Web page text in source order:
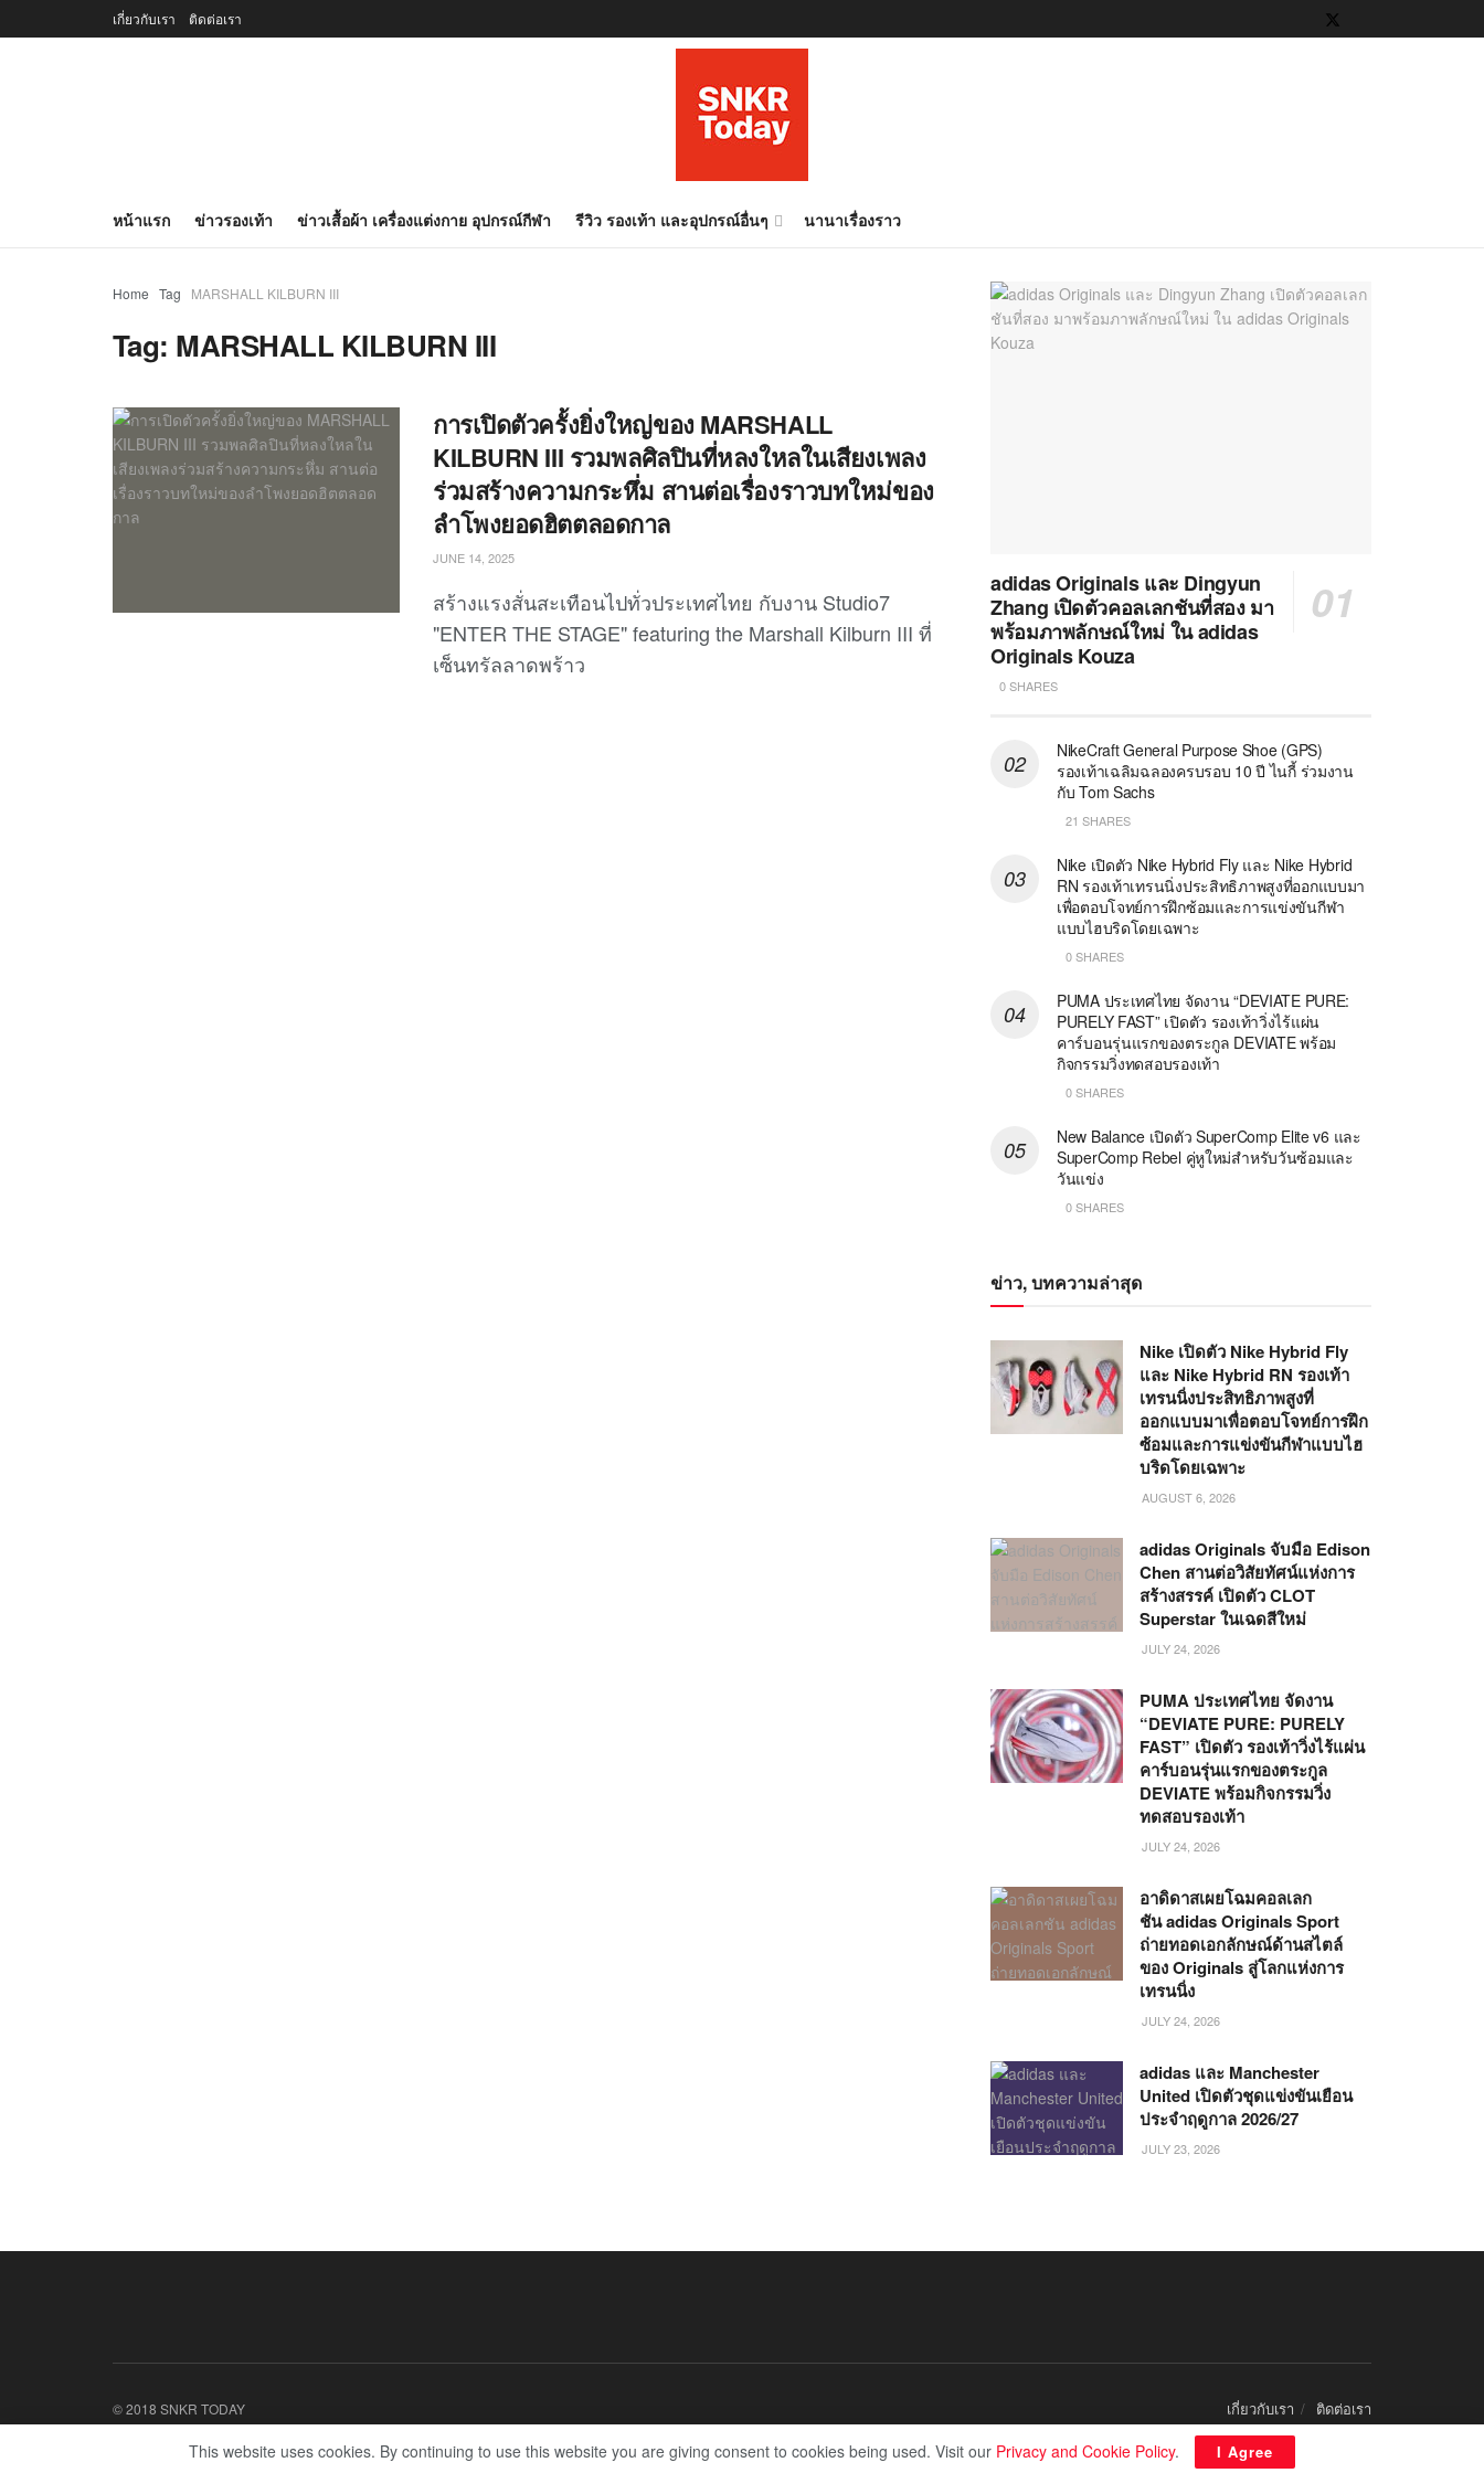
เกี่ยวกับเรา ติดต่อเรา
หน้าแรก ข่าวรองเท้า ข่าวเสื้อผ้า เครื่องแต่งกาย อุปกรณ์กีฬา รีวิว รองเท้า และอุปกรณ์อื่นๆ นานาเรื่องราว
Home Tag MARSHALL KILBURN III
Tag: MARSHALL KILBURN III
การเปิดตัวครั้งยิ่งใหญ่ของ MARSHALL
KILBURN III รวมพลศิลปินที่หลงใหลในเสียงเพลง
ร่วมสร้างความกระหึ่ม สานต่อเรื่องราวบทใหม่ของ
ลำโพงยอดฮิตตลอดกาล
JUNE 14, 2025
สร้างแรงสั่นสะเทือนไปทั่วประเทศไทย กับงาน Studio7
"ENTER THE STAGE" featuring the Marshall Kilburn III ที่
เซ็นทรัลลาดพร้าว
adidas Originals และ Dingyun
Zhang เปิดตัวคอลเลกชันที่สอง มา
พร้อมภาพลักษณ์ใหม่ ใน adidas
Originals Kouza
0 SHARES
NikeCraft General Purpose Shoe (GPS)
รองเท้าเฉลิมฉลองครบรอบ 10 ปี ไนกี้ ร่วมงาน
กับ Tom Sachs
21 SHARES
Nike เปิดตัว Nike Hybrid Fly และ Nike Hybrid
RN รองเท้าเทรนนิ่งประสิทธิภาพสูงที่ออกแบบมา
เพื่อตอบโจทย์การฝึกซ้อมและการแข่งขันกีฬา
แบบไฮบริดโดยเฉพาะ
0 SHARES
PUMA ประเทศไทย จัดงาน “DEVIATE PURE:
PURELY FAST” เปิดตัว รองเท้าวิ่งไร้แผ่น
คาร์บอนรุ่นแรกของตระกูล DEVIATE พร้อม
กิจกรรมวิ่งทดสอบรองเท้า
0 SHARES
New Balance เปิดตัว SuperComp Elite v6 และ
SuperComp Rebel คู่หูใหม่สำหรับวันซ้อมและ
วันแข่ง
0 SHARES
ข่าว, บทความล่าสุด
Nike เปิดตัว Nike Hybrid Fly
และ Nike Hybrid RN รองเท้า
เทรนนิ่งประสิทธิภาพสูงที่
ออกแบบมาเพื่อตอบโจทย์การฝึก
ซ้อมและการแข่งขันกีฬาแบบไฮ
บริดโดยเฉพาะ
AUGUST 6, 2026
adidas Originals จับมือ Edison
Chen สานต่อวิสัยทัศน์แห่งการ
สร้างสรรค์ เปิดตัว CLOT
Superstar ในเฉดสีใหม่
JULY 24, 2026
PUMA ประเทศไทย จัดงาน
“DEVIATE PURE: PURELY
FAST” เปิดตัว รองเท้าวิ่งไร้แผ่น
คาร์บอนรุ่นแรกของตระกูล
DEVIATE พร้อมกิจกรรมวิ่ง
ทดสอบรองเท้า
JULY 24, 2026
อาดิดาสเผยโฉมคอลเลก
ชัน adidas Originals Sport
ถ่ายทอดเอกลักษณ์ด้านสไตล์
ของ Originals สู่โลกแห่งการ
เทรนนิ่ง
JULY 24, 2026
adidas และ Manchester
United เปิดตัวชุดแข่งขันเยือน
ประจำฤดูกาล 2026/27
JULY 23, 2026
เกี่ยวกับเรา ติดต่อเรา
© 2018 SNKR TODAY
This website uses cookies. By continuing to use this website you are giving consent to cookies being used. Visit our Privacy and Cookie Policy. I Agree